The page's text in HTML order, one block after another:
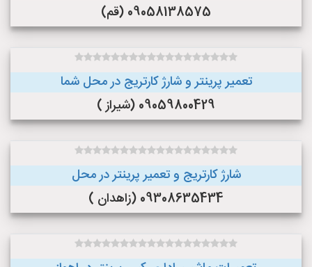
09058138575 (قم)
تعمیر پرینتر و شارژ کارتریج در محل شما
09059800429 (شیراز )
شارژ کارتریج و تعمیر پرینتر در محل
09308635434 (زاهدان )